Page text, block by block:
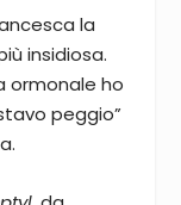
la
insidiosa.
ormonale ho
peggio”